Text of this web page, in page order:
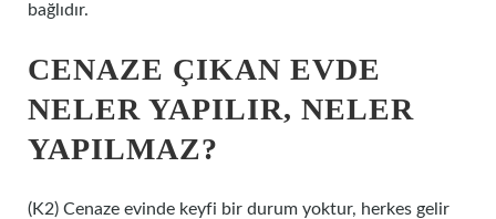
bağlıdır.
CENAZE ÇIKAN EVDE
NELER YAPILIR, NELER
YAPILMAZ?
(K2) Cenaze evinde keyfi bir durum yoktur, herkes gelir